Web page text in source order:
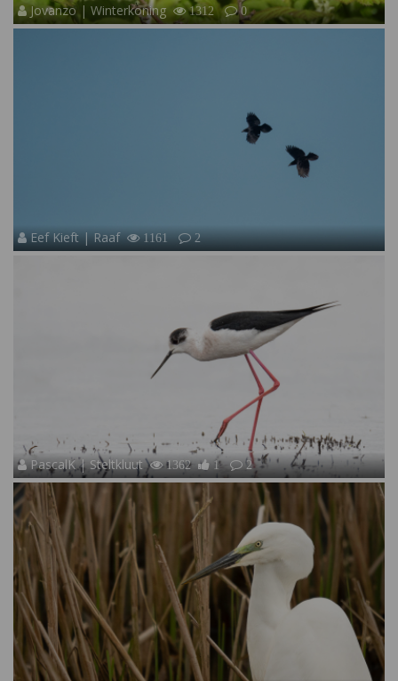
Jovanzo | Winterkoning 1312 0
Eef Kieft | Raaf 1161 2
PascalK | Steltkluut 1362 1 2